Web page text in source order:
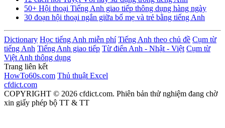
50+ Hội thoại Tiếng Anh giao tiếp thông dụng hàng ngày
30 đoạn hội thoại ngắn giữa bố mẹ và trẻ bằng tiếng Anh
Dictionary Học tiếng Anh miễn phí Tiếng Anh theo chủ đề Cụm từ
tiếng Anh Tiếng Anh giao tiếp Từ điển Anh - Nhật - Việt Cụm từ
Việt Anh thông dụng
Trang liên kết
HowTo60s.com Thủ thuật Excel
cfdict.com
COPYRIGHT © 2026 cfdict.com. Phiên bản thử nghiệm đang chờ
xin giấy phép bộ TT & TT